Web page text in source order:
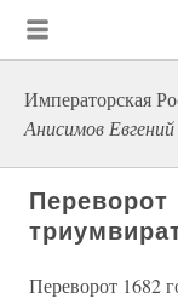
Императорская
Анисимов
Переворот
Переворот 1682